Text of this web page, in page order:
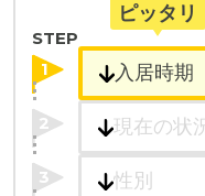
ピッタリ
STEP
1
2
3